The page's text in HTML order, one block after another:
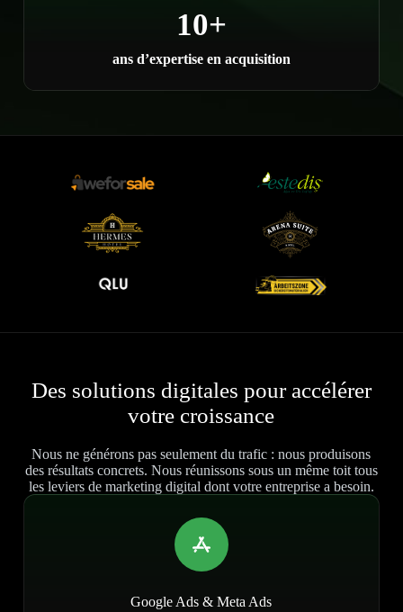
10+
ans d’expertise en acquisition
Des solutions digitales pour accélérer
votre croissance
Nous ne générons pas seulement du trafic : nous produisons
des résultats concrets. Nous réunissons sous un même toit tous
les leviers de marketing digital dont votre entreprise a besoin.
Google Ads & Meta Ads